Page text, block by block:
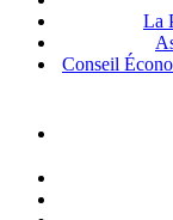
La
Conseil